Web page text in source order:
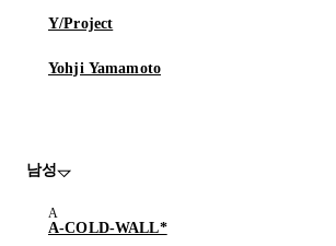
Y/Project
Yohji Yamamoto
남성
A-COLD-WALL*